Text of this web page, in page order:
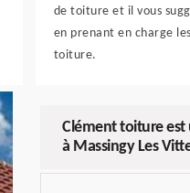
de toiture et il vous
en prenant en charge
toiture.
Clément toiture est
à Massingy Les